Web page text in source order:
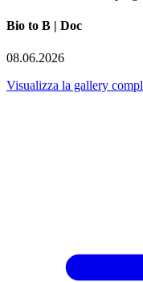
Bio to B | Doc
08.06.2026
Visualizza la gallery